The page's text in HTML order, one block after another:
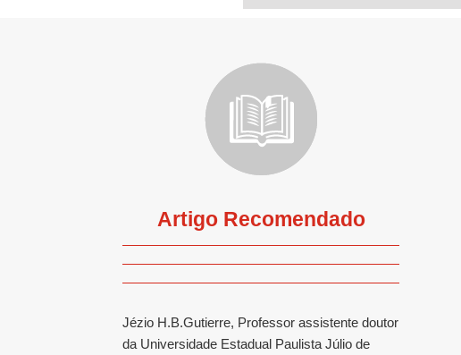
Artigo Recomendado
Jézio H.B.Gutierre, Professor assistente doutor
da Universidade Estadual Paulista Júlio de